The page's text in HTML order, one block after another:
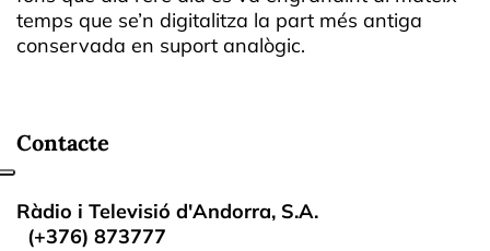
temps que se’n digitalitza la part més antiga
conservada en suport analògic.
Contacte
Ràdio i Televisió d'Andorra, S.A.
(+376) 873777